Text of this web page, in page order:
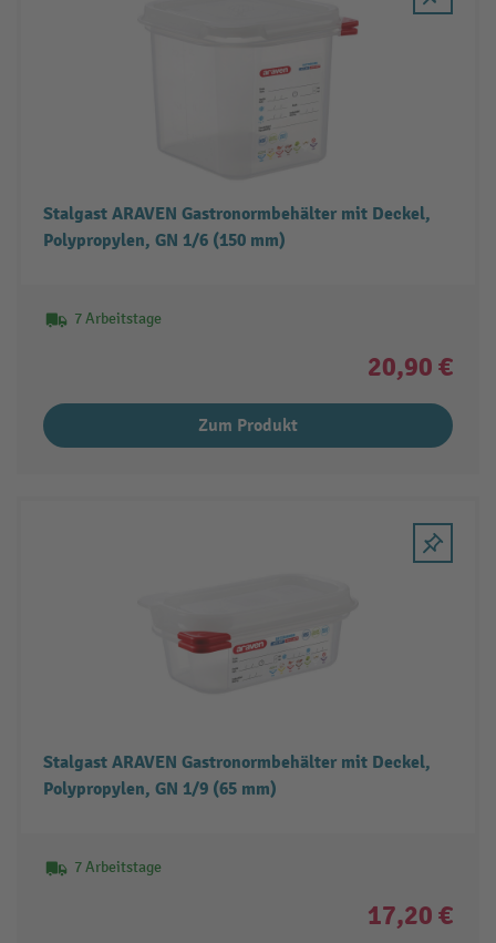
Stalgast ARAVEN Gastronormbehälter mit Deckel,
Polypropylen, GN 1/6 (150 mm)
7 Arbeitstage
20,90 €
Zum Produkt
Stalgast ARAVEN Gastronormbehälter mit Deckel,
Polypropylen, GN 1/9 (65 mm)
7 Arbeitstage
17,20 €